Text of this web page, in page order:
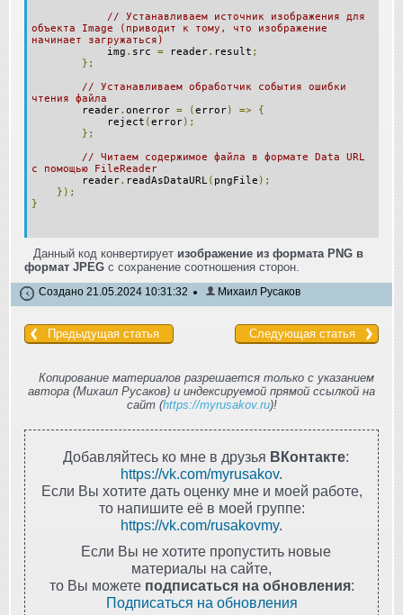
// Устанавливаем источник изображения для
объекта Image (приводит к тому, что изображение
начинает загружаться)
img . src = reader. result ;
};
// Устанавливаем обработчик события ошибки
чтения файла
reader. onerror = (error) =>
{
reject (error);
};
// Читаем содержимое файла в формате Data URL
с помощью FileReader
reader. readAsDataURL( pngFile );
});
}
Данный код конвертирует изображение из формата PNG в
формат JPEG с сохранение соотношения сторон.
Создано 21.05.2024 10:31:32 Михаил Русаков
Предыдущая статья Следующая статья
Копирование материалов разрешается только с указанием
автора (Михаил Русаков) и индексируемой прямой ссылкой на
сайт (https://myrusakov.ru)!
Добавляйтесь ко мне в друзья ВКонтакте:
https://vk.com/myrusakov.
Если Вы хотите дать оценку мне и моей работе,
то напишите её в моей группе:
https://vk.com/rusakovmy.
Если Вы не хотите пропустить новые
материалы на сайте,
то Вы можете подписаться на обновления:
Подписаться на обновления